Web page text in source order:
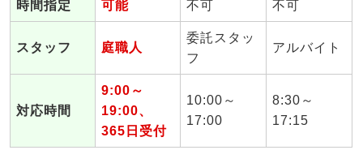
時間指定 可能 不可 不可
スタッフ 庭職人
委託スタッ
フ
アルバイト
対応時間
9:00～
19:00、
365日受付
10:00～
17:00
8:30～
17:15